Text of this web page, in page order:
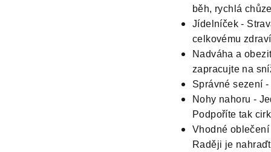
běh, rychlá
Jídelníček -
celkovému
Nadváha a
zapracujte na
Správné sezení
Nohy nahoru -
Podpoříte tak
Vhodné
Raději je